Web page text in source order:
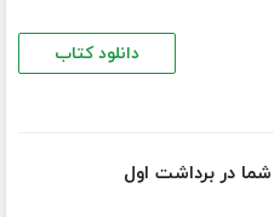
دانلود کتاب
شما در برداشت اول